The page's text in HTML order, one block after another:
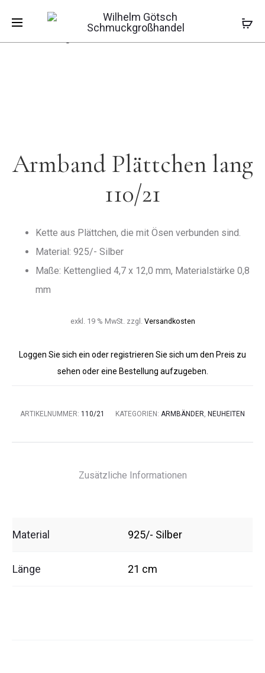
CREOLE
Start Armbänder Armbänder
Armband
Armband Plättchen lang
110/21
Kette aus Plättchen, die mit Ösen verbunden sind.
Material: 925/- Silber
Maße: Kettenglied 4,7 x 12,0 mm, Materialstärke 0,8
mm
exkl. 19 % MwSt. zzgl. Versandkosten
Loggen Sie sich ein oder registrieren Sie sich um den Preis zu
sehen oder eine Bestellung aufzugeben.
ARTIKELNUMMER: 110/21 KATEGORIEN: ARMBÄNDER, NEUHEITEN
Zusätzliche Informationen
Material 925/- Silber
Länge 21 cm